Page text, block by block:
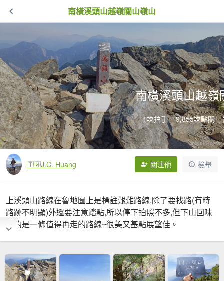
南橫溪頭山越嶺關山嶺山
南橫溪頭山越嶺
1次拍手 9,855次點閱
🇹🇼J.C. Huang 關注他 檢舉
上溪頭山路線在魯地圖上是標註艱難路線,除了要找路(有時
路跡不明顯)外還要注意踏點,所以停下拍照不多,但下山回味
真的是一條值得再走的路線~很美又基點展望佳。